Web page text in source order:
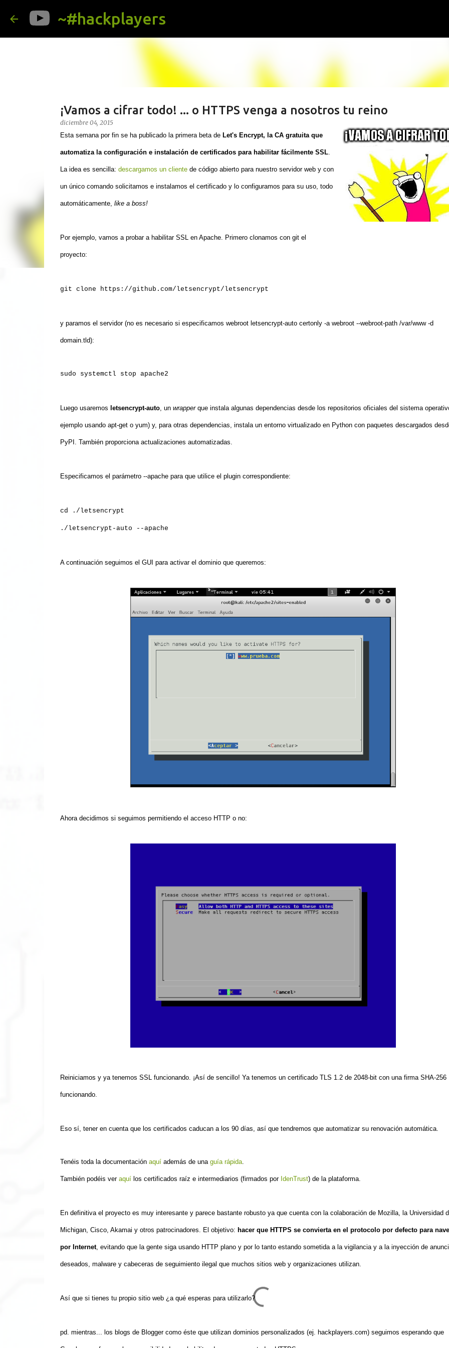
~#hackplayers
¡Vamos a cifrar todo! ... o HTTPS venga a nosotros tu reino
diciembre 04, 2015
Esta semana por fin se ha publicado la primera beta de Let's Encrypt, la CA gratuita que
automatiza la configuración e instalación de certificados para habilitar fácilmente SSL.
La idea es sencilla: descargamos un clientede código abierto para nuestro servidor web y con
un único comando solicitamos e instalamos el certificado y lo configuramos para su uso, todo
automáticamente, like a boss!
Por ejemplo, vamos a probar a habilitar SSL en Apache. Primero clonamos con git el
proyecto:
git clone https://github.com/letsencrypt/letsencrypt
y paramos el servidor (no es necesario si especificamos webroot letsencrypt-auto certonly -a webroot --webroot-path /var/www -d
domain.tld):
sudo systemctl stop apache2
Luego usaremos letsencrypt-auto, un wrapper que instala algunas dependencias desde los repositorios oficiales del sistema
ejemplo usando apt-get o yum) y, para otras dependencias, instala un entorno virtualizado en Python con paquetes descargados
PyPI. También proporciona actualizaciones automatizadas.
Especificamos el parámetro --apache para que utilice el plugin correspondiente:
cd ./letsencrypt
./letsencrypt-auto --apache
A continuación seguimos el GUI para activar el dominio que queremos:
Ahora decidimos si seguimos permitiendo el acceso HTTP o no:
Reiniciamos y ya tenemos SSL funcionando. ¡Así de sencillo! Ya tenemos un certificadoTLS 1.2de 2048-bit con una firma SHA-256
funcionando.
Eso sí, tener en cuenta que los certificados caducan a los 90 días, así que tendremos que automatizar su renovación automática.
Tenéis toda la documentación aquíademás de una guía rápida.
También podéis ver aquílos certificados raíz e intermediarios (firmados por IdenTrust) dela plataforma.
En definitiva el proyecto es muy interesante y parece bastante robusto ya que cuenta con la colaboración de Mozilla, la Universidad
Michigan, Cisco, Akamai y otros patrocinadores. El objetivo: hacer que HTTPS se convierta en el protocolo por defecto para
por Internet, evitando que la gente siga usando HTTP plano y por lo tanto estando sometida a la vigilancia y a la inyección de
deseados, malware y cabeceras de seguimiento ilegal que muchos sitios web y organizaciones utilizan.
Así que si tienes tu propio sitio web ¿a qué esperas para utilizarlo?
pd. mientras... los blogs de Blogger como éste que utilizan dominios personalizados (ej. hackplayers.com) seguimos esperando que